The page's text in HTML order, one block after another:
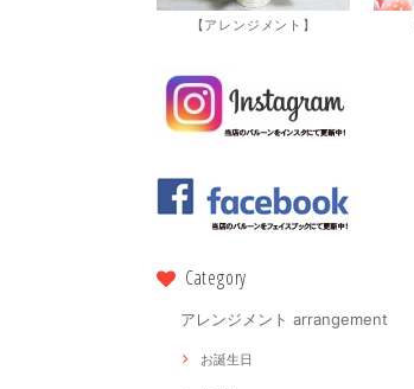
【アレンジメント】
Category
アレンジメント arrangement
お誕生日